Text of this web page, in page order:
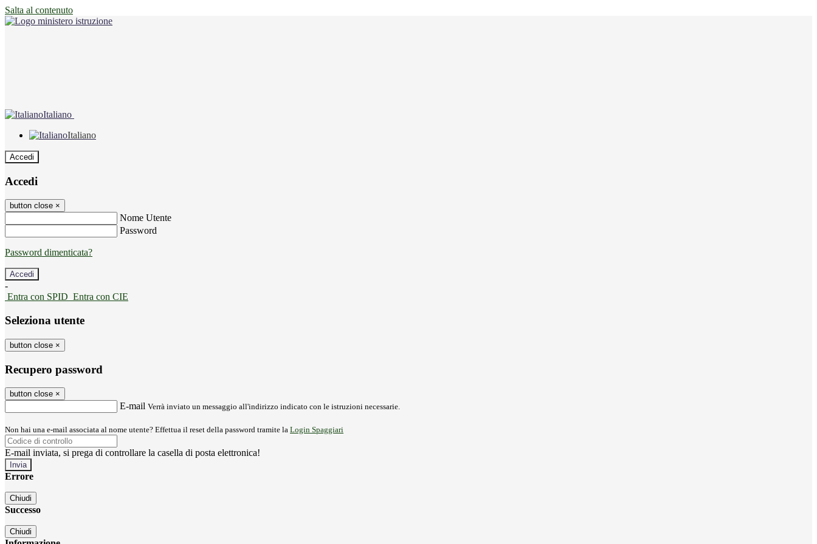
Salta al contenuto
Italiano
Italiano
Accedi
Accedi
button close ×
Nome Utente
Password
Password dimenticata?
-
Entra con SPID Entra con CIE
Seleziona utente
button close ×
Recupero password
button close ×
E-mail Verrà inviato un messaggio all'indirizzo indicato con le istruzioni necessarie.
Non hai una e-mail associata al nome utente? Effettua il reset della password tramite la Login Spaggiari
E-mail inviata, si prega di controllare la casella di posta elettronica!
Errore
Chiudi
Successo
Chiudi